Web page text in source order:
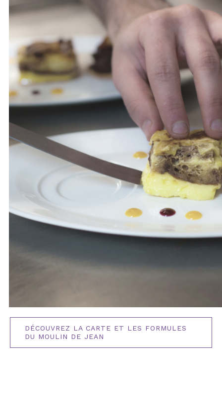
DÉCOUVREZ LA CARTE ET LES FORMULES
DU MOULIN DE JEAN